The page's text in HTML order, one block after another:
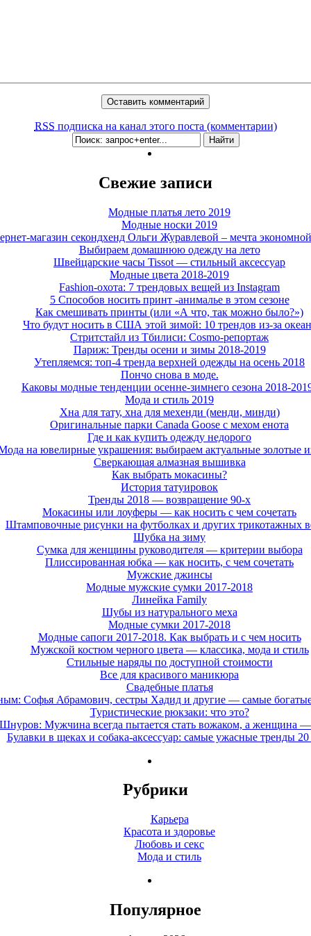
RSS подписка на канал этого поста (комментарии)
Свежие записи
Модные платья лето 2019
Модные носки 2019
магазин секондхенд Ольги Журавлевой – мечта
Выбираем домашнюю одежду на лето
Швейцарские часы Tissot — стильный аксессуар
Модные цвета 2018-2019
Fashion-охота: 7 трендовых вещей из Instagram
5 Способов носить принт -анималье в этом сезоне
Как смешивать принты (или «А что, так можно было?»)
Что будут носить в США этой зимой: 10 трендов из-за
Стритстайл из Тбилиси: Cosmo-репортаж
Париж: Тренды осени и зимы 2018-2019
Утепляемся: топ-4 тренда верхней одежды на осень 2018
Пончо снова в моде.
Каковы модные тенденции осенне-зимнего сезона 2018-
Мода и стиль 2019
Хна для тату, хна для мехенди (менди, минди)
Оригинальные парки Canada Goose с мехом енота
Где и как купить одежду недорого
на ювелирные украшения: выбираем актуальные золотые
Сверкающая алмазная вышивка
Как выбрать мокасины?
История татуировок
Тренды 2018 — возвращение 90-х
Мокасины или лоуферы — как носить с чем сочетать
Штамповочные рисунки на футболках и других трикотажных
Шубка на зиму
Сумка для женщины руководителя — критерии выбора
Плиссированная юбка — как носить, с чем сочетать
Мужские джинсы
Модные мужские сумки 2017-2018
Линейка Family
Шубы из натурального меха
Модные сумки 2017-2018
Модные сапоги 2017-2018. Как выбрать и с чем носить
Мужской костюм черного цвета — классика, мода и стиль
Стильные наряды по доступной стоимости
Все для красивого маникюра
Свадебные платья
Софья Абрамович, сестры Хадид и другие — самые
Туристические рюкзаки: что это?
Мужчина всегда пытается стать вожаком, а женщина —
Булавки в щеках и собака-аксессуар: самые ужасные тренды 20
Рубрики
Карьера
Красота и здоровье
Любовь и секс
Мода и стиль
Популярное